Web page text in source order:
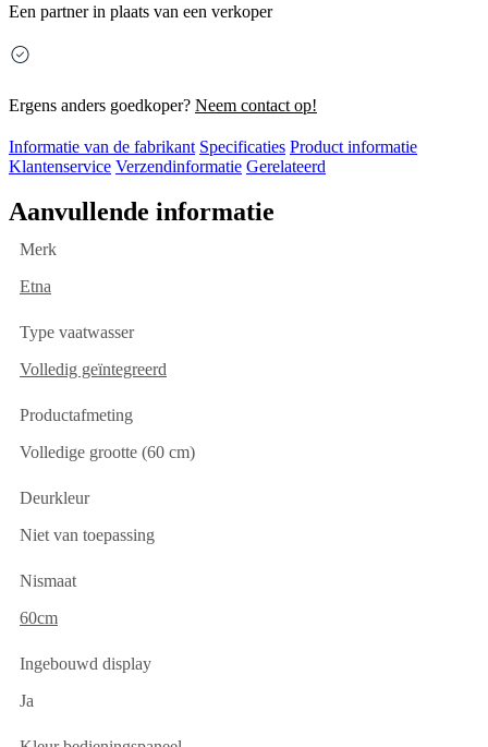
Een partner in plaats van een verkoper
Ergens anders goedkoper? Neem contact op!
Informatie van de fabrikant Specificaties Product informatie
Klantenservice Verzendinformatie Gerelateerd
Aanvullende informatie
Merk
Etna
Type vaatwasser
Volledig geïntegreerd
Productafmeting
Volledige grootte (60 cm)
Deurkleur
Niet van toepassing
Nismaat
60cm
Ingebouwd display
Ja